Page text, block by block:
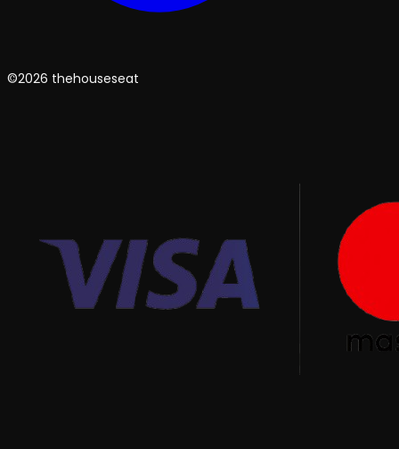
©2026 thehouseseat